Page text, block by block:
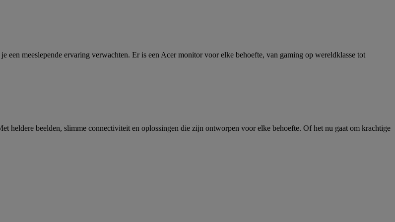
Monitor & Projector Series
een meeslepende ervaring verwachten. Er is een Acer monitor voor elke behoefte, van gaming op wereldklasse tot
heldere beelden, slimme connectiviteit en oplossingen die zijn ontworpen voor elke behoefte. Of het nu gaat om krachtige